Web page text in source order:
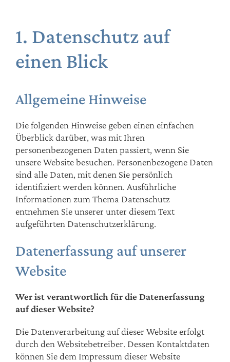
1. Datenschutz auf
einen Blick
Allgemeine Hinweise
Die folgenden Hinweise geben einen einfachen
Überblick darüber, was mit Ihren
personenbezogenen Daten passiert, wenn Sie
unsere Website besuchen. Personenbezogene Daten
sind alle Daten, mit denen Sie persönlich
identifiziert werden können. Ausführliche
Informationen zum Thema Datenschutz
entnehmen Sie unserer unter diesem Text
aufgeführten Datenschutzerklärung.
Datenerfassung auf unserer
Website
Wer ist verantwortlich für die Datenerfassung
auf dieser Website?
Die Datenverarbeitung auf dieser Website erfolgt
durch den Websitebetreiber. Dessen Kontaktdaten
können Sie dem Impressum dieser Website